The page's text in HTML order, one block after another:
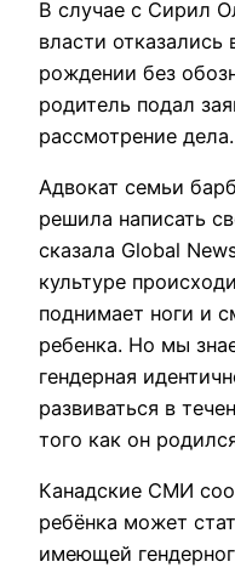
В случае с Сирил
власти отказались
рождении без
родитель подал
рассмотрение дела.
Адвокат семьи
решила написать
сказала Global
культуре
поднимает ноги и
ребенка. Но мы
гендерная
развиваться в
того как он
Канадские СМИ
ребёнка может
имеющей